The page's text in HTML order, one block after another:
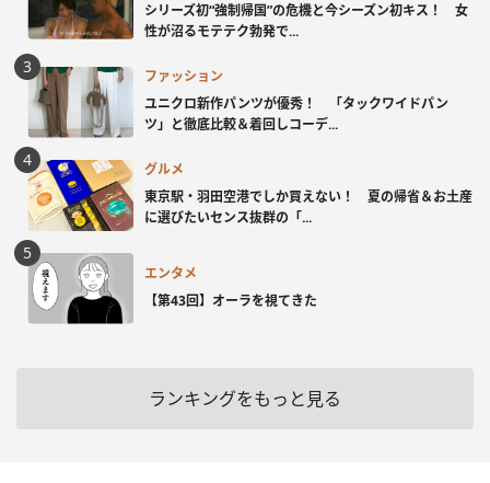
シリーズ初“強制帰国”の危機と今シーズン初キス！ 女
性が沼るモテテク勃発で...
ファッション
ユニクロ新作パンツが優秀！ 「タックワイドパン
ツ」と徹底比較＆着回しコーデ...
グルメ
東京駅・羽田空港でしか買えない！ 夏の帰省＆お土産
に選びたいセンス抜群の「...
エンタメ
【第43回】オーラを視てきた
ランキングをもっと見る